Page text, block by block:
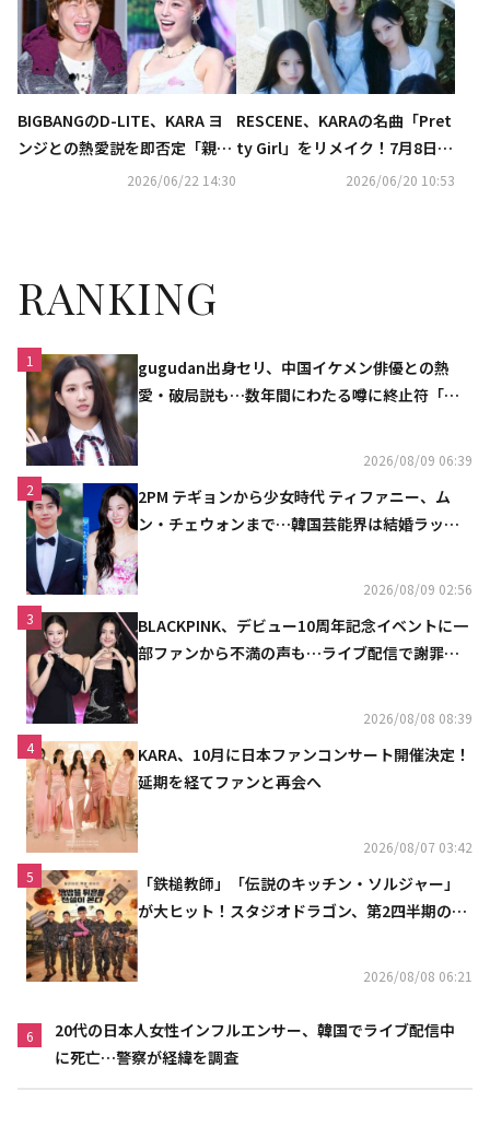
BIGBANGのD-LITE、KARA ヨ
ンジとの熱愛説を即否定「親し
2026/06/22 14:30
RESCENE、KARAの名曲「Pret
ty Girl」をリメイク！7月8日リ
2026/06/20 10:53
RANKING
1
gugudan出身セリ、中国イケメン俳優との熱
愛・破局説も…数年間にわたる噂に終止符「邪
2026/08/09 06:39
2
2PM テギョンから少女時代 ティファニー、ム
ン・チェウォンまで…韓国芸能界は結婚ラッシ
2026/08/09 02:56
3
BLACKPINK、デビュー10周年記念イベントに一
部ファンから不満の声も…ライブ配信で謝罪
2026/08/08 08:39
4
KARA、10月に日本ファンコンサート開催決定！
延期を経てファンと再会へ
2026/08/07 03:42
5
「鉄槌教師」「伝説のキッチン・ソルジャー」
が大ヒット！スタジオドラゴン、第2四半期の売
2026/08/08 06:21
6
20代の日本人女性インフルエンサー、韓国でライブ配信中
に死亡…警察が経緯を調査